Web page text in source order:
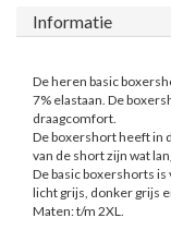
Informatie
De heren basic
7% elastaan. De
draagcomfort.
De boxershort heeft in
van de short zijn wat
De basic boxershorts is
licht grijs, donker grijs
Maten: t/m 2XL.